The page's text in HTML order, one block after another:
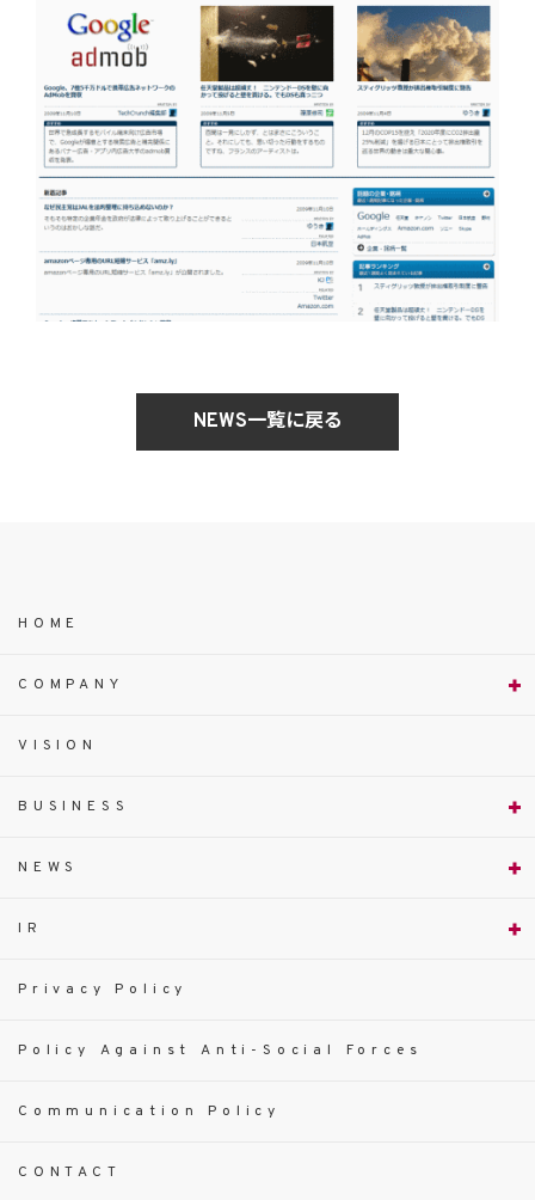
NEWS一覧に戻る
HOME
COMPANY
VISION
BUSINESS
NEWS
IR
Privacy Policy
Policy Against Anti-Social Forces
Communication Policy
CONTACT